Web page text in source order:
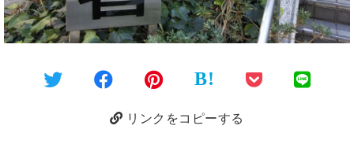
B!
リンクをコピーする